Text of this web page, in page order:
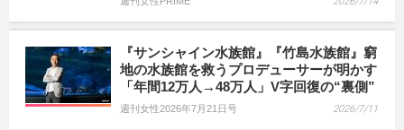
『サンシャイン水族館』『竹島水族館』窮
地の水族館を救うプロデューサーが明かす
「年間12万人→48万人」V字回復の“裏側”
週刊女性2026年7月21日号 2026/7/11